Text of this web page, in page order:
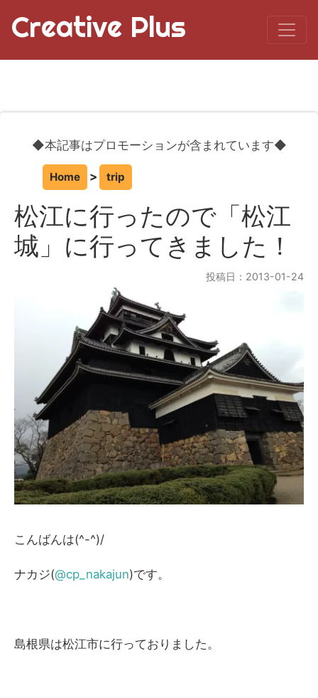
Creative Plus
◆本記事はプロモーションが含まれています◆
Home trip
松江に行ったので「松江
城」に行ってきました！
投稿日：2013-01-24
こんばんは(^-^)/
ナカジ(@cp_nakajun)です。
島根県は松江市に行っておりました。